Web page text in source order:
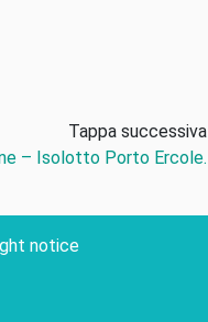
Tappa successiva
– Isolotto Porto Ercole.
notice